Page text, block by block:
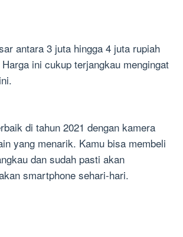
antara 3 juta hingga 4 juta rupiah
ini cukup terjangkau mengingat
di tahun 2021 dengan kamera
yang menarik. Kamu bisa membeli
dan sudah pasti akan
smartphone sehari-hari.